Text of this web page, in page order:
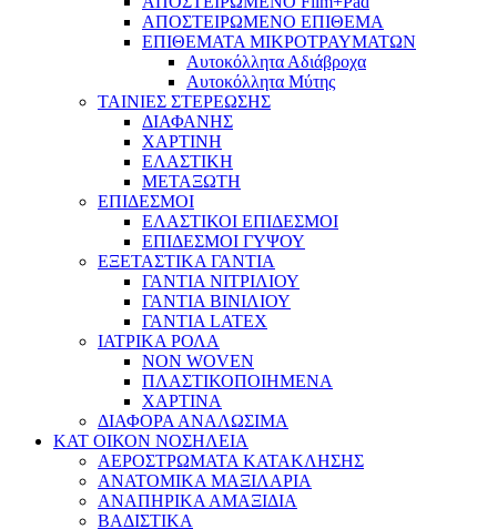
ΑΠΟΣΤΕΙΡΩΜΕΝΟ ΕΠΙΘΕΜΑ
ΕΠΙΘΕΜΑΤΑ ΜΙΚΡΟΤΡΑΥΜΑΤΩΝ
Αυτοκόλλητα Αδιάβροχα
Αυτοκόλλητα Μύτης
ΤΑΙΝΙΕΣ ΣΤΕΡΕΩΣΗΣ
ΔΙΑΦΑΝΗΣ
ΧΑΡΤΙΝΗ
ΕΛΑΣΤΙΚΗ
ΜΕΤΑΞΩΤΗ
ΕΠΙΔΕΣΜΟΙ
ΕΛΑΣΤΙΚΟΙ ΕΠΙΔΕΣΜΟΙ
ΕΠΙΔΕΣΜΟΙ ΓΥΨΟΥ
ΕΞΕΤΑΣΤΙΚΑ ΓΑΝΤΙΑ
ΓΑΝΤΙΑ ΝΙΤΡΙΛΙΟΥ
ΓΑΝΤΙΑ ΒΙΝΙΛΙΟΥ
ΓΑΝΤΙΑ LATEX
ΙΑΤΡΙΚΑ ΡΟΛΑ
NON WOVEN
ΠΛΑΣΤΙΚΟΠΟΙΗΜΕΝΑ
ΧΑΡΤΙΝΑ
ΔΙΑΦΟΡΑ ΑΝΑΛΩΣΙΜΑ
ΚΑΤ ΟΙΚΟΝ ΝΟΣΗΛΕΙΑ
ΑΕΡΟΣΤΡΩΜΑΤΑ ΚΑΤΑΚΛΗΣΗΣ
ΑΝΑΤΟΜΙΚΑ ΜΑΞΙΛΑΡΙΑ
ΑΝΑΠΗΡΙΚΑ ΑΜΑΞΙΔΙΑ
ΒΑΔΙΣΤΙΚΑ